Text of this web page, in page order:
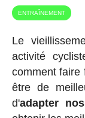
ENTRAÎNEMENT
Le
activité
comment faire
être de
d'adapter